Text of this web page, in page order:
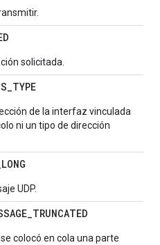
solicitada.
_TYPE
de la interfaz vinculada
ni un tipo de dirección
LONG
UDP.
_TRUNCATED
colocó en cola una parte